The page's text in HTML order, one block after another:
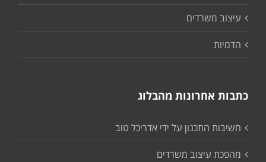
עיצוב משרדים
הדמיות
כתבות אחרונות מהבלוג
חשיבות התכנון על ידי אדריכל טוב
מהפכת עיצוב משרדים